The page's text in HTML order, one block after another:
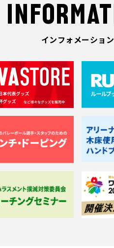
インフォメーション